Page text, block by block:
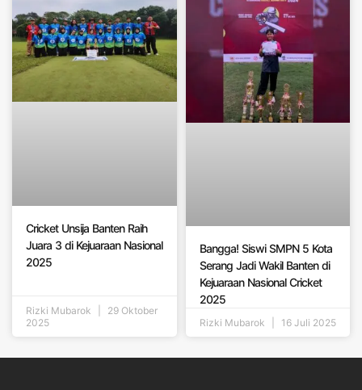
Cricket Unsija Banten Raih
Juara 3 di Kejuaraan Nasional
2025
Rizki Mubarok
29 Oktober
2025
Bangga! Siswi SMPN 5 Kota
Serang Jadi Wakil Banten di
Kejuaraan Nasional Cricket
2025
Rizki Mubarok 16 Juli 2025